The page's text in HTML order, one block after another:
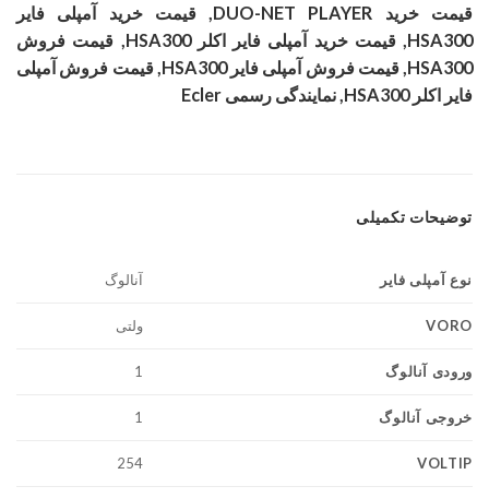
قیمت خرید DUO-NET PLAYER, قیمت خرید آمپلی فایر
HSA300, قیمت خرید آمپلی فایر اکلر HSA300, قیمت فروش
HSA300, قیمت فروش آمپلی فایر HSA300, قیمت فروش آمپلی
فایر اکلر HSA300, نمایندگی رسمی Ecler
توضیحات تکمیلی
نوع آمپلی فایر آنالوگ
VORO ولتی
ورودی آنالوگ 1
خروجی آنالوگ 1
VOLTIP
254